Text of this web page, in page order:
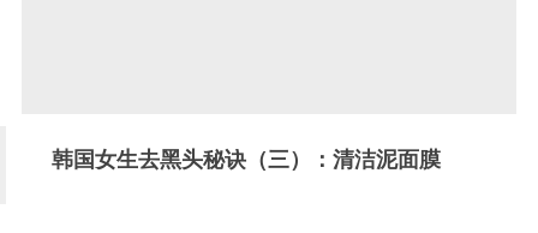
韩国女生去黑头秘诀（三）：清洁泥面膜